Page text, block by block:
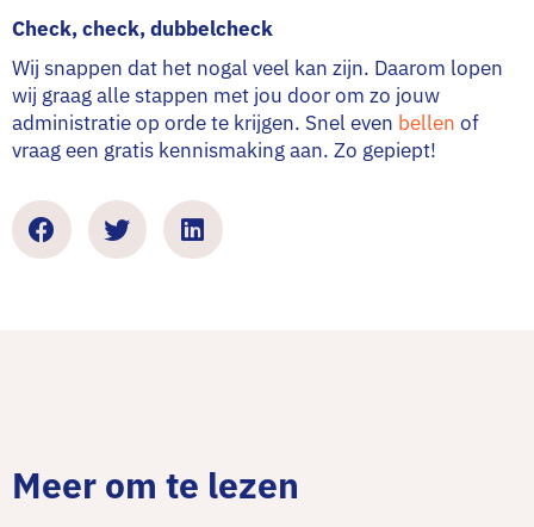
Check, check, dubbelcheck
Wij snappen dat het nogal veel kan zijn. Daarom lopen
wij graag alle stappen met jou door om zo jouw
administratie op orde te krijgen. Snel even bellen of
vraag een gratis kennismaking aan. Zo gepiept!
Meer om te lezen